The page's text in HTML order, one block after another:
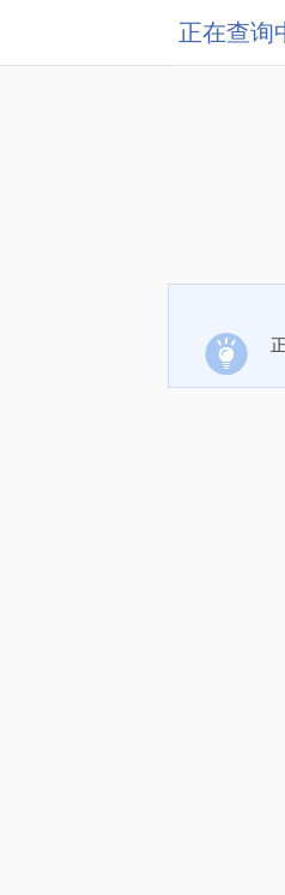
正在查询